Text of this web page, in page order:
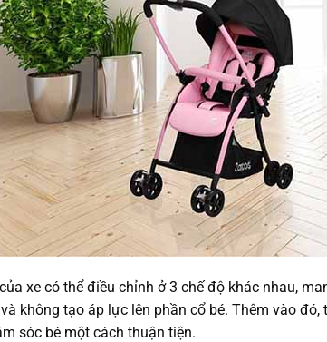
xe có thể điều chỉnh ở 3 chế độ khác nhau,
không tạo áp lực lên phần cổ bé. Thêm vào
sóc bé một cách thuận tiện.